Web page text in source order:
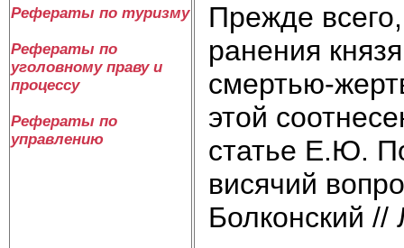
Рефераты по туризму
Рефераты по
уголовному праву и
процессу
Рефераты по
управлению
Прежде
ранения
смертью-
этой
статье Е.Ю.
висячий
Болконский